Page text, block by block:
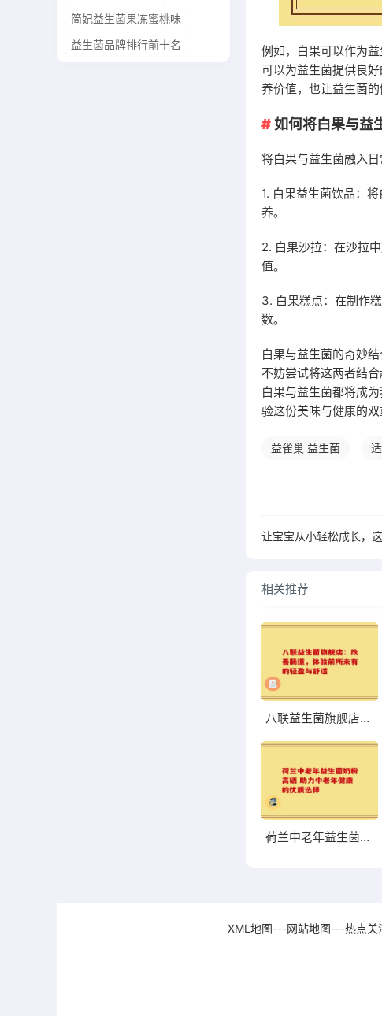
简妃益生菌果冻蜜桃味
益生菌品牌排行前十名
例如，白果可以作为
可以为益生菌提供良
养价值，也让益生菌的
如何将白果与益
将白果与益生菌融入
1. 白果益生菌饮品：
养。
2. 白果沙拉：在沙拉
值。
3. 白果糕点：在制作
数。
白果与益生菌的奇妙
不妨尝试将这两者结
白果与益生菌都将成
验这份美味与健康的双
益雀巢 益生菌
相关推荐
八联益生菌旗舰店：改善肠道，体验前所未有的轻盈与舒适
荷兰中老年益生菌奶粉高硒 助力中老年健康的优质选择
XML地图---网站地图---热点关